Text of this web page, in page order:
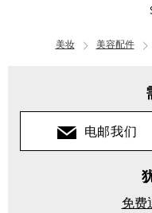
美妆 美容配件
电邮我们
免费